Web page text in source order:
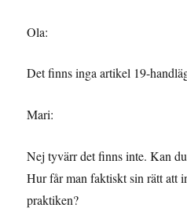
Ola:
Det finns inga artikel 19-
Mari:
Nej tyvärr det finns inte. Kan
Hur får man faktiskt sin rätt att
praktiken?